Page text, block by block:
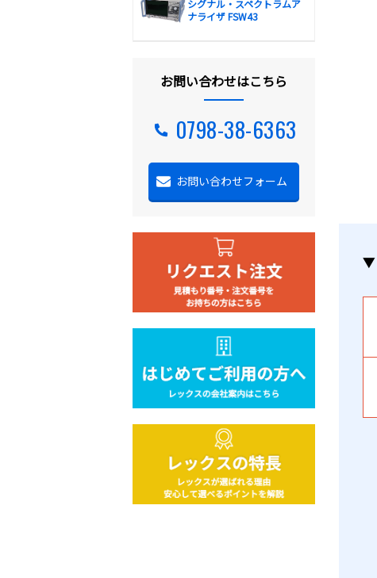
シグナル・スペクトラムア
ナライザ FSW43
お問い合わせはこちら
0798-38-6363
お問い合わせフォーム